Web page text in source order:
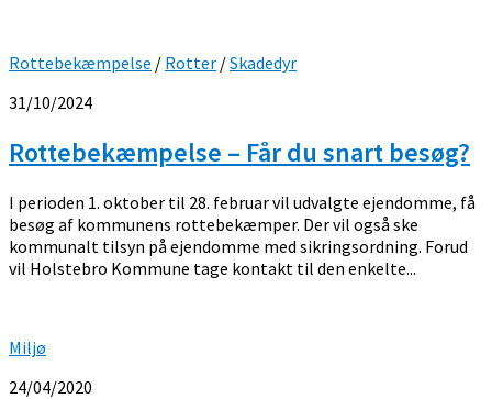
Rottebekæmpelse / Rotter /Skadedyr
31/10/2024
Rottebekæmpelse – Får du snart besøg?
I perioden 1. oktober til 28. februar vil udvalgte ejendomme, få
besøg af kommunens rottebekæmper. Der vil også ske
kommunalt tilsyn på ejendomme med sikringsordning. Forud
vil Holstebro Kommune tage kontakt til den enkelte...
Miljø
24/04/2020